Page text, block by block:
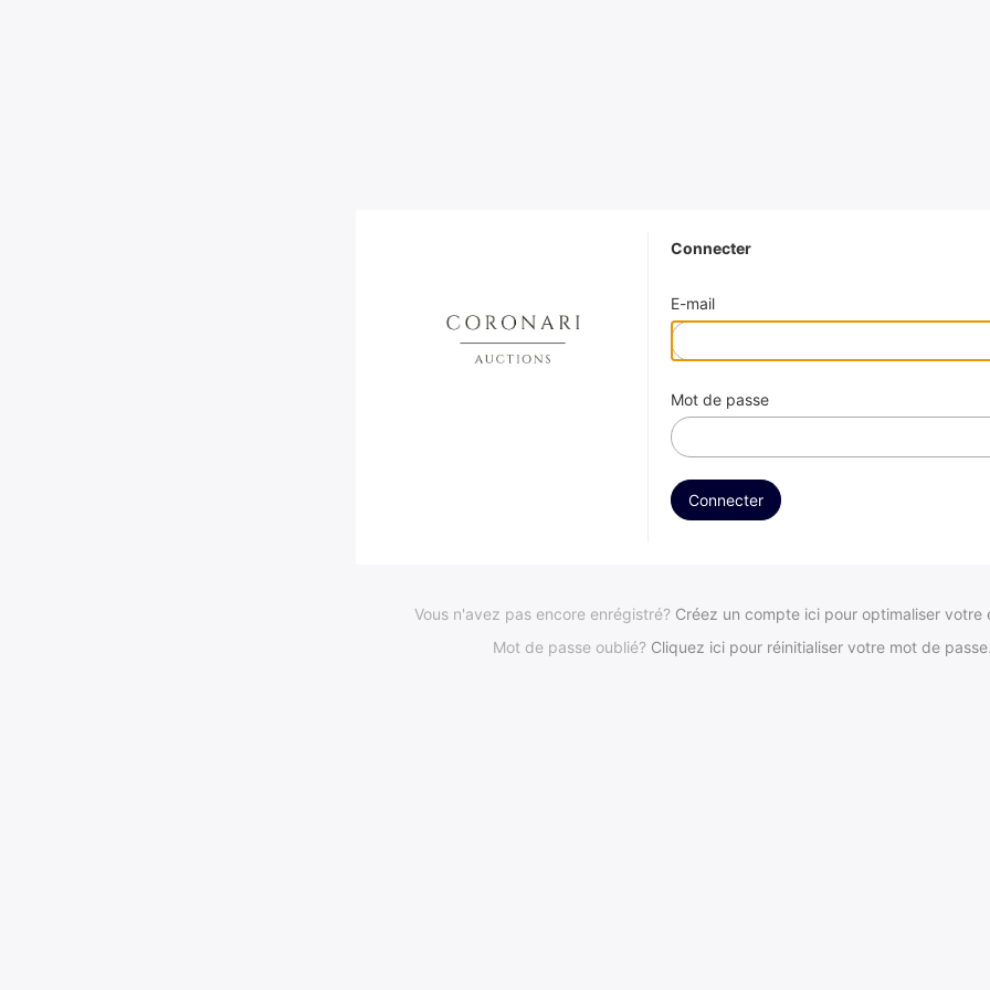
Connecter
E-mail
Mot de passe
Vous n'avez pas encore enrégistré? Créez un compte ici pour optimaliser votre
Mot de passe oublié? Cliquez ici pour réinitialiser votre mot de passe.